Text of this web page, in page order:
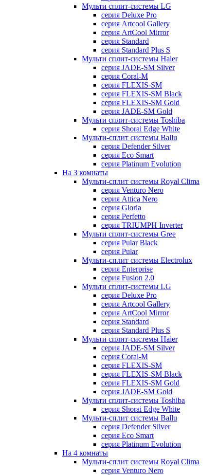
Мульти сплит-системы LG
серия Deluxe Pro
серия Artcool Gallery
серия ArtCool Mirror
серия Standard
серия Standard Plus S
Мульти сплит-системы Haier
серия JADE-SM Silver
серия Coral-M
серия FLEXIS-SM
серия FLEXIS-SM Black
серия FLEXIS-SM Gold
серия JADE-SM Gold
Мульти сплит-системы Toshiba
серия Shorai Edge White
Мульти-сплит системы Ballu
серия Defender Silver
серия Eco Smart
серия Platinum Evolution
На 3 комнаты
Мульти-сплит системы Royal Clima
серия Venturo Nero
серия Attica Nero
серия Gloria
серия Perfetto
серия TRIUMPH Inverter
Мульти сплит-системы Gree
серия Pular Black
серия Pular
Мульти-сплит системы Electrolux
серия Enterprise
серия Fusion 2.0
Мульти сплит-системы LG
серия Deluxe Pro
серия Artcool Gallery
серия ArtCool Mirror
серия Standard
серия Standard Plus S
Мульти сплит-системы Haier
серия JADE-SM Silver
серия Coral-M
серия FLEXIS-SM
серия FLEXIS-SM Black
серия FLEXIS-SM Gold
серия JADE-SM Gold
Мульти сплит-системы Toshiba
серия Shorai Edge White
Мульти-сплит системы Ballu
серия Defender Silver
серия Eco Smart
серия Platinum Evolution
На 4 комнаты
Мульти-сплит системы Royal Clima
серия Venturo Nero